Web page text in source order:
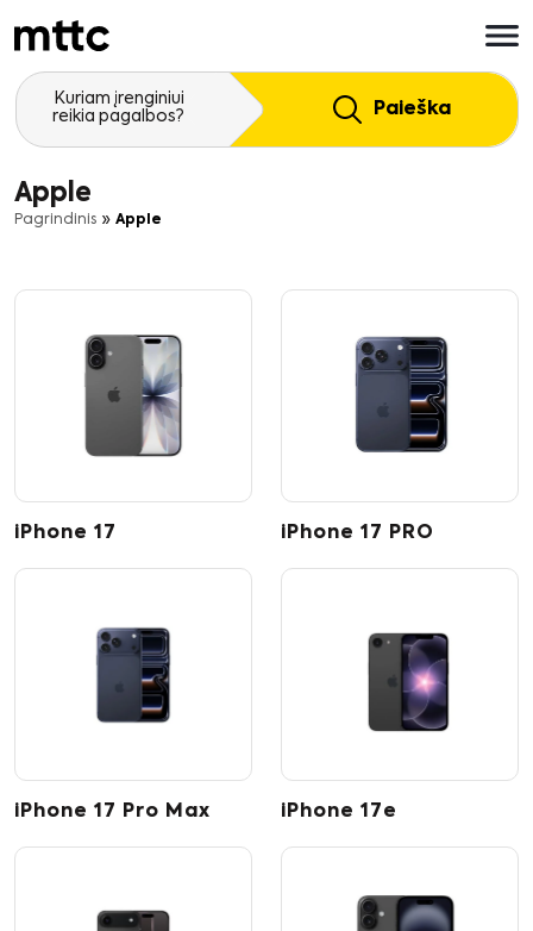
prie
pagrindinio
turinioKuriam įrenginiui
reikia pagalbos?
Paieška
Apple
Pagrindinis » Apple
iPhone 17 iPhone 17 PRO
iPhone 17 Pro Max iPhone 17e